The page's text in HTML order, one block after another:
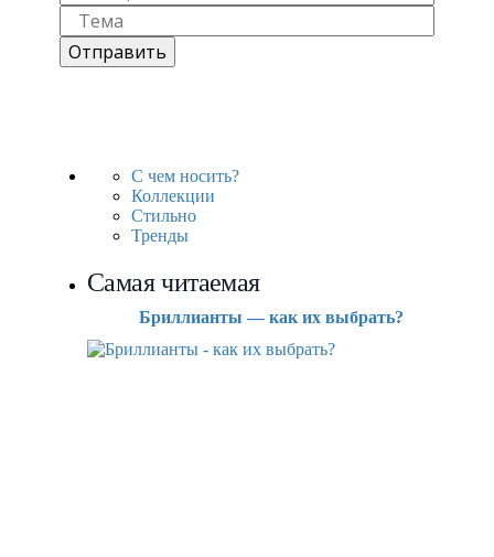
С чем носить?
Коллекции
Стильно
Тренды
Самая читаемая
Бриллианты — как их выбрать?